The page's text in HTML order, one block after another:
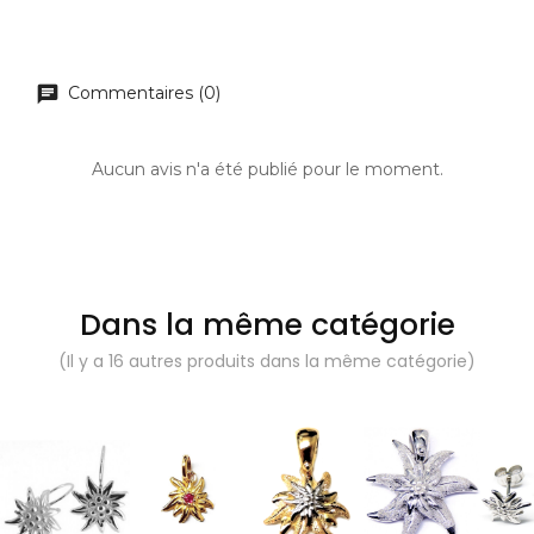
Commentaires (0)
Aucun avis n'a été publié pour le moment.
Dans la même catégorie
(Il y a 16 autres produits dans la même catégorie)